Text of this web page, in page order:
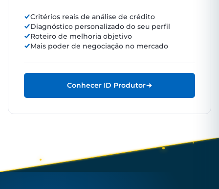
Critérios reais de análise de crédito
Diagnóstico personalizado do seu perfil
Roteiro de melhoria objetivo
Mais poder de negociação no mercado
Conhecer ID Produtor